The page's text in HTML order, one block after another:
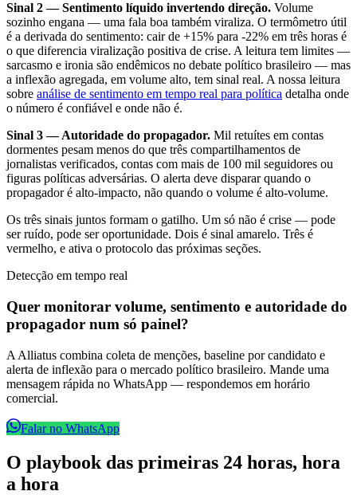
Sinal 2 — Sentimento líquido invertendo direção. Volume
sozinho engana — uma fala boa também viraliza. O termômetro útil
é a derivada do sentimento: cair de +15% para -22% em três horas é
o que diferencia viralização positiva de crise. A leitura tem limites —
sarcasmo e ironia são endêmicos no debate político brasileiro — mas
a inflexão agregada, em volume alto, tem sinal real. A nossa leitura
sobre análise de sentimento em tempo real para política detalha onde
o número é confiável e onde não é.
Sinal 3 — Autoridade do propagador. Mil retuítes em contas
dormentes pesam menos do que três compartilhamentos de
jornalistas verificados, contas com mais de 100 mil seguidores ou
figuras políticas adversárias. O alerta deve disparar quando o
propagador é alto-impacto, não quando o volume é alto-volume.
Os três sinais juntos formam o gatilho. Um só não é crise — pode
ser ruído, pode ser oportunidade. Dois é sinal amarelo. Três é
vermelho, e ativa o protocolo das próximas seções.
Detecção em tempo real
Quer monitorar volume, sentimento e autoridade do
propagador num só painel?
A Alliatus combina coleta de menções, baseline por candidato e
alerta de inflexão para o mercado político brasileiro. Mande uma
mensagem rápida no WhatsApp — respondemos em horário
comercial.
Falar no WhatsApp
O playbook das primeiras 24 horas, hora
a hora